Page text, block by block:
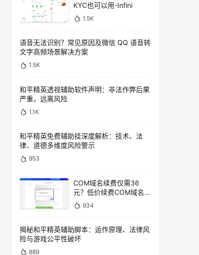
KYC也可以用-Infini
1.5K
语音无法识别？常见原因及微信 QQ 语音转
文字高频场景解决方案
1.5K
和平精英透视辅助软件声明：非法作弊后果
严重，远离风险
1.1K
和平精英免费辅助挂深度解析：技术、法
律、道德多维度风险警示
953
COM域名续费仅需36
元？低价续费COM域名教
程 934
揭秘和平精英辅助脚本：运作原理、法律风
险与游戏公平性破坏
889